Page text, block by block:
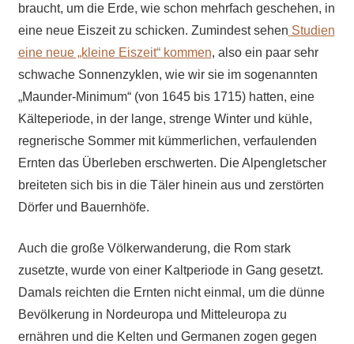
braucht, um die Erde, wie schon mehrfach geschehen, in
eine neue Eiszeit zu schicken. Zumindest sehen Studien
eine neue „kleine Eiszeit“ kommen, also ein paar sehr
schwache Sonnenzyklen, wie wir sie im sogenannten
„Maunder-Minimum“ (von 1645 bis 1715) hatten, eine
Kälteperiode, in der lange, strenge Winter und kühle,
regnerische Sommer mit kümmerlichen, verfaulenden
Ernten das Überleben erschwerten. Die Alpengletscher
breiteten sich bis in die Täler hinein aus und zerstörten
Dörfer und Bauernhöfe.
Auch die große Völkerwanderung, die Rom stark
zusetzte, wurde von einer Kaltperiode in Gang gesetzt.
Damals reichten die Ernten nicht einmal, um die dünne
Bevölkerung in Nordeuropa und Mitteleuropa zu
ernähren und die Kelten und Germanen zogen gegen